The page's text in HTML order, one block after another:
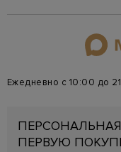
Ежедневно с 10:00 до
ПЕРВУЮ